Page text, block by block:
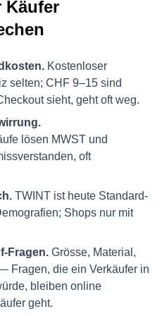
Käufer
Kostenloser
selten; CHF 9–15 sind
sieht, geht oft weg.
lösen MWST und
oft
TWINT ist heute Standard-
Shops nur mit
Fragen. Grösse, Material,
Fragen, die ein Verkäufer in
bleiben online
geht.